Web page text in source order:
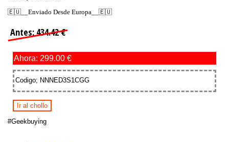
🇪🇺__Enviado Desde Europa__🇪🇺
Antes: 434.42 €
Ahora: 299.00 €
Codigo; NNNED3S1CGG
Ir al chollo
#Geekbuying